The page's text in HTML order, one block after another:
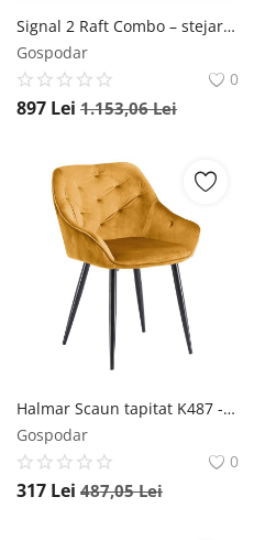
Signal 2 Raft Combo – stejar wotan/antracit
Gospodar
0
897 Lei 1.153,06Lei
Halmar Scaun tapitat K487 - Mustariu
Gospodar
0
317 Lei 487,05Lei